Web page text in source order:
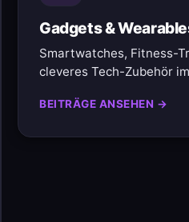
Gadgets &
Smartwatches, Fitness-
cleveres Tech-Zubehör
BEITRÄGE ANSEHEN →